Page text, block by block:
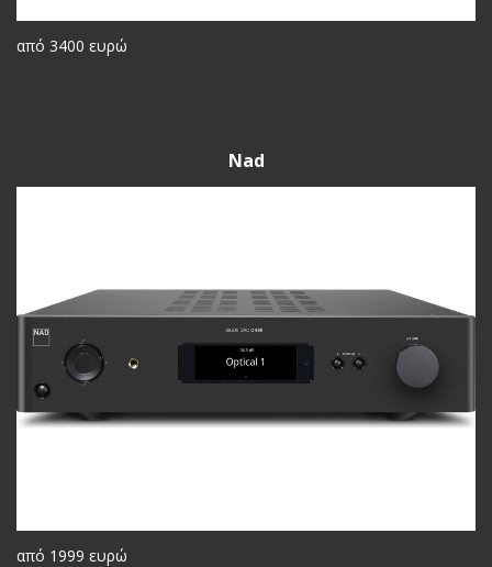
από 3400 ευρώ
Nad
από 1999 ευρώ